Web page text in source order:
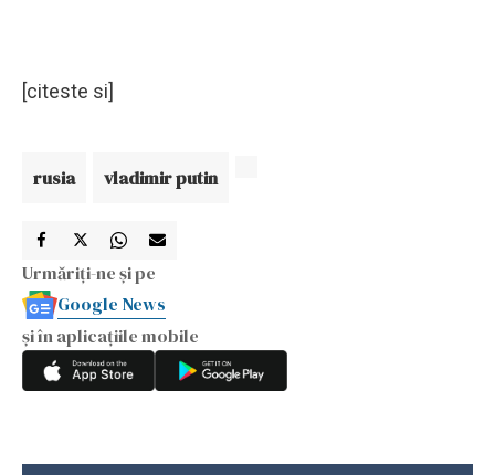
[citeste si]
rusia vladimir putin
Urmăriți-ne și pe
Google News
și în aplicațiile mobile